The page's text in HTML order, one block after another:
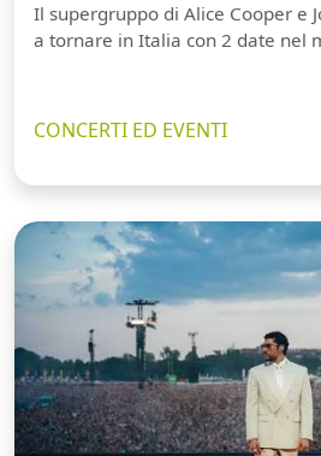
Il supergruppo di Alice Cooper e
a tornare in Italia con 2 date nel
CONCERTI ED EVENTI